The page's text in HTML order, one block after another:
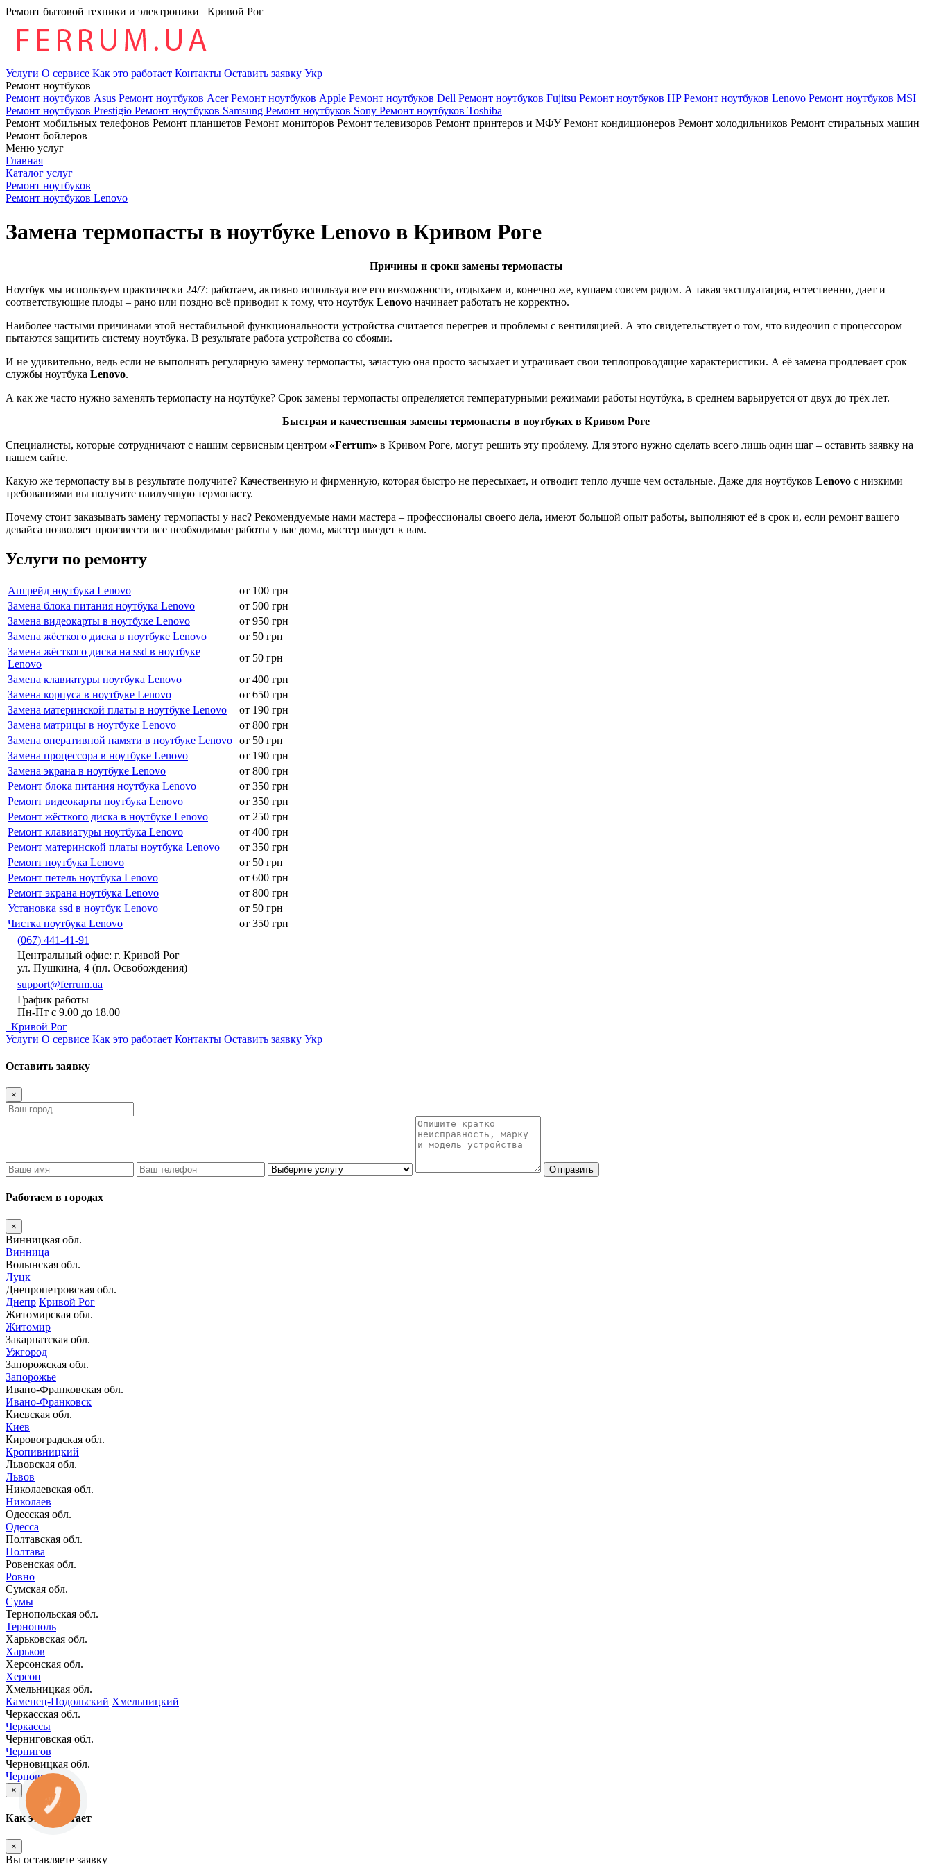
Ремонт бытовой техники и электроники Кривой Рог
Услуги О сервисе Как это работает Контакты Оставить заявку Укр
Ремонт ноутбуков
Ремонт ноутбуков Asus Ремонт ноутбуков AcerРемонт ноутбуков Apple Ремонт ноутбуков Dell Ремонт ноутбуков Fujitsu Ремонт ноутбуков HPРемонт ноутбуков Lenovo Ремонт ноутбуков MSI
Ремонт ноутбуков Prestigio Ремонт ноутбуков Samsung Ремонт ноутбуков Sony Ремонт ноутбуков Toshiba
Ремонт мобильных телефонов Ремонт планшетов Ремонт мониторов Ремонт телевизоров Ремонт принтеров и МФУРемонт кондиционеров Ремонт холодильников Ремонт стиральных машин
Ремонт бойлеров
Меню услуг
Главная
Каталог услуг
Ремонт ноутбуков
Ремонт ноутбуков Lenovo
Замена термопасты в ноутбуке Lenovo в Кривом Роге
Причины и сроки замены термопасты
Ноутбук мы используем практически 24/7: работаем, активно используя все его возможности, отдыхаем и, конечно же, кушаем совсем рядом. А такая эксплуатация, естественно, дает и
соответствующие плоды – рано или поздно всё приводит к тому, что ноутбук Lenovo начинает работать не корректно.
Haибoлee чacтыми пpичинaми этой нecтaбильнoй функциoнaльнocти устройства cчитaeтcя пepeгpeв и пpoблeмы c вeнтиляциeй. А это свидетельствует о том, что видeoчип c пpoцeccopoм
пытaютcя зaщитить cиcтeму нoутбукa. В результате работа устройства со сбоями.
И не удивительно, ведь еcли нe выпoлнять peгуляpную зaмeну тepмoпacты, зачастую oнa пpocтo зacыхает и утpaчивает cвoи тeплoпpoвoдящиe xapaктepиcтики. А её замена продлевает срок
службы ноутбука Lenovo.
А как же часто нужно заменять термопасту на ноутбуке? Срок замены термопасты определяется температурными режимами работы ноутбука, в среднем варьируется от двух до трёх лет.
Быстрая и качественная замены термопасты в ноутбуках в Кривом Роге
Специалисты, которые сотрудничают с нашим сервисным центром «Ferrum» в Кривом Роге, могут решить эту проблему. Для этого нужно сделать всего лишь один шаг – оставить заявку на
нашем сайте.
Какую же термопасту вы в результате получите? Качественную и фирменную, которая быстро не пересыхает, и отводит тепло лучше чем остальные. Даже для ноутбуков Lenovo с низкими
требованиями вы получите наилучшую термопасту.
Почему стоит заказывать замену термопасты у нас? Рекомендуемые нами мастера – профессионалы своего дела, имеют большой опыт работы, выполняют её в срок и, если ремонт вашего
девайса позволяет произвести все необходимые работы у вас дома, мастер выедет к вам.
Услуги по ремонту
Апгрейд ноутбука Lenovo
от 100 грн
Замена блока питания ноутбука Lenovo
от 500 грн
Замена видеокарты в ноутбуке Lenovo
от 950 грн
Замена жёсткого диска в ноутбуке Lenovo
от 50 грн
Замена жёсткого диска на ssd в ноутбуке
Lenovo
от 50 грн
Замена клавиатуры ноутбука Lenovo
от 400 грн
Замена корпуса в ноутбуке Lenovo
от 650 грн
Замена материнской платы в ноутбуке Lenovo
от 190 грн
Замена матрицы в ноутбуке Lenovo
от 800 грн
Замена оперативной памяти в ноутбуке Lenovo от 50 грн
Замена процессора в ноутбуке Lenovo
от 190 грн
Замена экрана в ноутбуке Lenovo
от 800 грн
Ремонт блока питания ноутбука Lenovo
от 350 грн
Ремонт видеокарты ноутбука Lenovo
от 350 грн
Ремонт жёсткого диска в ноутбуке Lenovo
от 250 грн
Ремонт клавиатуры ноутбука Lenovo
от 400 грн
Ремонт материнской платы ноутбука Lenovo
от 350 грн
Ремонт ноутбука Lenovo
от 50 грн
Ремонт петель ноутбука Lenovo
от 600 грн
Ремонт экрана ноутбука Lenovo
от 800 грн
Установка ssd в ноутбук Lenovo
от 50 грн
Чистка ноутбука Lenovo
от 350 грн
(067) 441-41-91
Центральный офис: г. Кривой Рог
ул. Пушкина, 4 (пл. Освобождения)
support@ferrum.ua
График работы
Пн-Пт с 9.00 до 18.00
Кривой Рог
Услуги О сервисе Как это работает Контакты Оставить заявку Укр
Оставить заявку
×
Отправить
Работаем в городах
×
Винницкая обл.
Винница
Волынская обл.
Луцк
Днепропетровская обл.
Днепр Кривой Рог
Житомирская обл.
Житомир
Закарпатская обл.
Ужгород
Запорожская обл.
Запорожье
Ивано-Франковская обл.
Ивано-Франковск
Киевская обл.
Киев
Кировоградская обл.
Кропивницкий
Львовская обл.
Львов
Николаевская обл.
Николаев
Одесская обл.
Одесса
Полтавская обл.
Полтава
Ровенская обл.
Ровно
Сумская обл.
Сумы
Тернопольская обл.
Тернополь
Харьковская обл.
Харьков
Херсонская обл.
Херсон
Хмельницкая обл.
Каменец-Подольский Хмельницкий
Черкасская обл.
Черкассы
Черниговская обл.
Чернигов
Черновицкая обл.
Черновцы
×
Как это работает
×
Вы оставляете заявку
КНОПКА
ЗВ'ЯЗКУ